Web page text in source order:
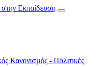
Κανονισμός - Πολιτικές